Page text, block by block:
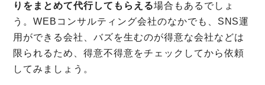
りをまとめて代行してもらえる場合もあるでしょ
う。WEBコンサルティング会社のなかでも、SNS運
用ができる会社、バズを生むのが得意な会社などは
限られるため、得意不得意をチェックしてから依頼
してみましょう。